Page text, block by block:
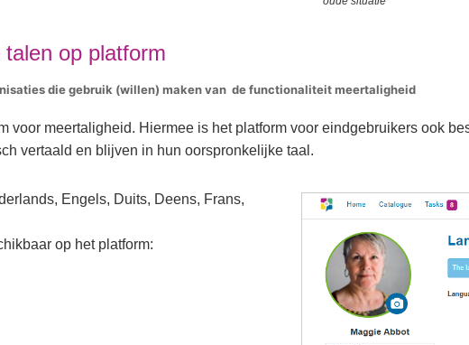
op platform
die gebruik (willen) maken van de functionaliteit meertaligheid
voor meertaligheid. Hiermee is het platform voor eindgebruikers ook
vertaald en blijven in hun oorspronkelijke taal.
Engels, Duits, Deens, Frans,
op het platform: